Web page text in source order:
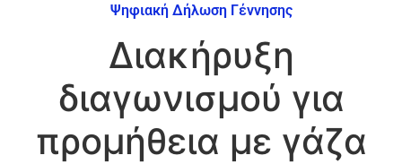
Ψηφιακή Δήλωση Γέννησης
Διακήρυξη
διαγωνισμού για
προμήθεια με γάζα